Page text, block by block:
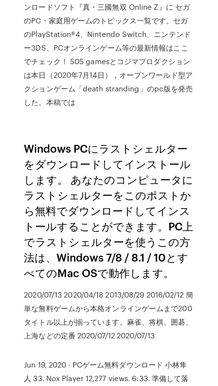
ンロードソフト『真・三國無双 Online Z』に セガ
のPC・家庭用ゲームのトピックス一覧です。セガ
のPlayStation®4、Nintendo Switch、ニンテンド
ー3DS、PCオンラインゲーム等の最新情報はここ
でチェック！ 505 gamesとコジマプロダクション
は本日（2020年7月14日），オープンワールド型ア
クションゲーム「death stranding」のpc版を発売
した。本稿では
Windows PCにラストシェルター
をダウンロードしてインストール
します。 あなたのコンピュータに
ラストシェルターをこのポストか
ら無料でダウンロードしてインス
トールすることができます。PC上
でラストシェルターを使うこの方
法は、Windows 7/8 / 8.1 / 10とす
べてのMac OSで動作します。
2020/07/13 2020/04/18 2013/08/29 2016/02/12 簡
単な無料ゲームから本格オンラインゲームまで200
タイトル以上が揃っています。麻雀、将棋、囲碁、
上海などの定番 2020/07/12 2020/07/13
Jun 19, 2020 · PCゲーム無料ダウンロード 小林隼
人 33. Nox Player 12,277 views. 6:33. 準備して落